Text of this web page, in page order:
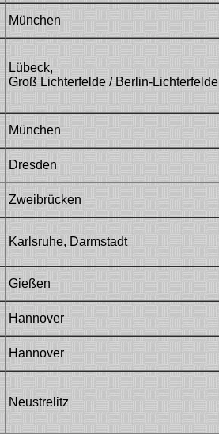
München
Lübeck,
Groß Lichterfelde / Berlin-Lichterfelde
München
Dresden
Zweibrücken
Karlsruhe, Darmstadt
Gießen
Hannover
Hannover
Neustrelitz